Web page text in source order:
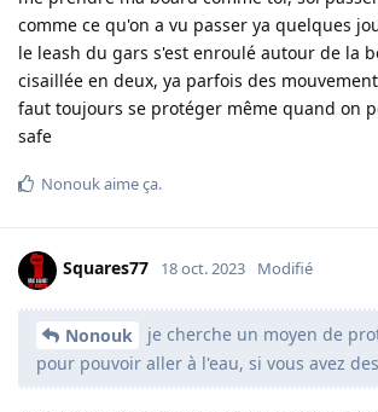
comme ce qu'on a vu passer ya quelques
le leash du gars s'est enroulé autour de la
cisaillée en deux, ya parfois des
faut toujours se protéger même quand on
safe
Nonoukaime ça.
Squares77 18 oct. 2023 Modifié
Nonouk
je cherche un moyen de
pour pouvoir aller à l'eau, si vous avez